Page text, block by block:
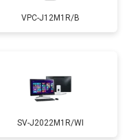
VPC-J12M1R/B
SV-J2022M1R/WI